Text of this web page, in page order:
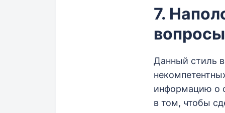
7.
вопросы
Данный стиль
информацию о
в том, чтобы